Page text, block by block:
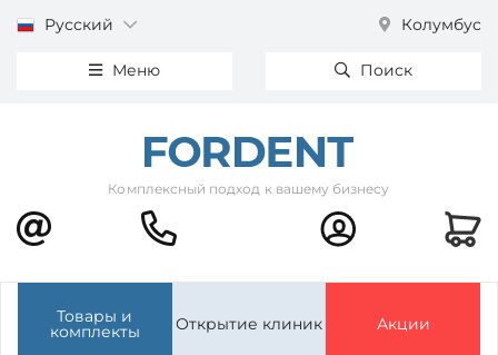
Русский Колумбус
Меню Поиск
Комплексный подход к вашему бизнесу
Товары и
комплекты Открытие клиник Акции